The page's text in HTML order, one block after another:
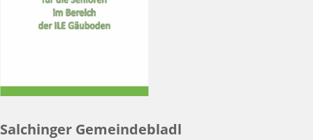
Salchinger Gemeindebladl